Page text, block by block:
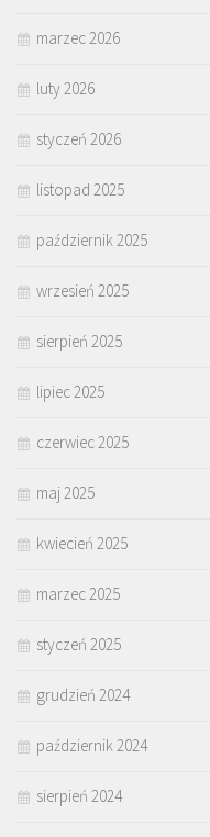
marzec 2026
luty 2026
styczeń 2026
listopad 2025
październik 2025
wrzesień 2025
sierpień 2025
lipiec 2025
czerwiec 2025
maj 2025
kwiecień 2025
marzec 2025
styczeń 2025
grudzień 2024
październik 2024
sierpień 2024